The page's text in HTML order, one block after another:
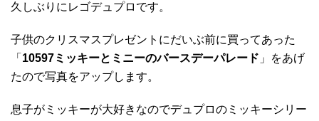
久しぶりにレゴデュプロです。
子供のクリスマスプレゼントにだいぶ前に買ってあった
「 10597ミッキーとミニーのバースデーパレード 」をあげ
たので写真をアップします。
息子がミッキーが大好きなのでデュプロのミッキーシリー